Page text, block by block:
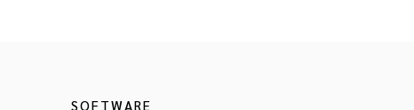
SOFTWARE